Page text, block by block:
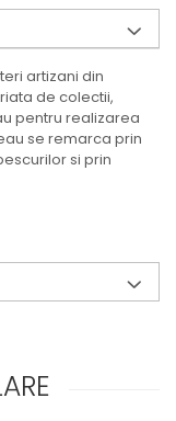
artizani din
de colectii,
pentru realizarea
se remarca prin
si prin